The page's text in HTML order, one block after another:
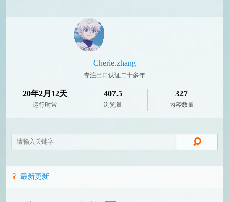
Cherie.zhang
专注出口认证二十多年
20年2月12天
运行时常
407.5
浏览量
327
内容数量
最新更新